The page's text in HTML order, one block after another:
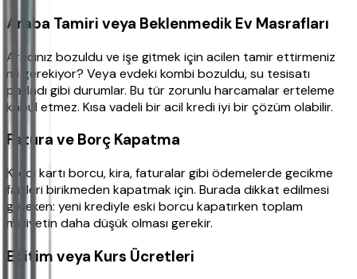
Araba Tamiri veya Beklenmedik Ev Masrafları
Aracınız bozuldu ve işe gitmek için acilen tamir ettirmeniz
mi gerekiyor? Veya evdeki kombi bozuldu, su tesisatı
patladı gibi durumlar. Bu tür zorunlu harcamalar erteleme
kabul etmez. Kısa vadeli bir acil kredi iyi bir çözüm olabilir.
Fatura ve Borç Kapatma
Kredi kartı borcu, kira, faturalar gibi ödemelerde gecikme
faizleri birikmeden kapatmak için. Burada dikkat edilmesi
gereken: yeni krediyle eski borcu kapatırken toplam
maliyetin daha düşük olması gerekir.
Eğitim veya Kurs Ücretleri